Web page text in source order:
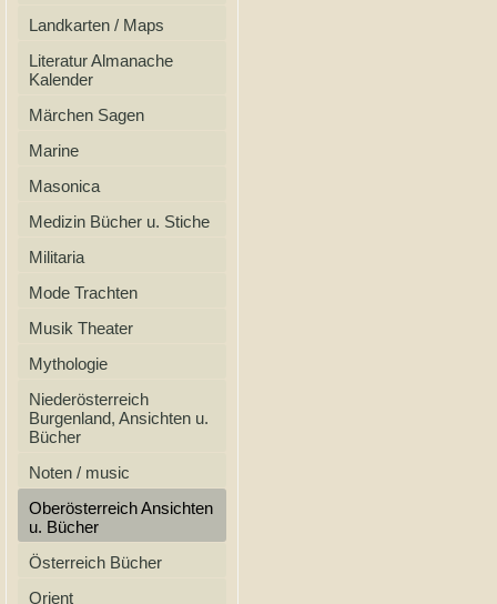
Landkarten / Maps
Literatur Almanache
Kalender
Märchen Sagen
Marine
Masonica
Medizin Bücher u. Stiche
Militaria
Mode Trachten
Musik Theater
Mythologie
Niederösterreich
Burgenland, Ansichten u.
Bücher
Noten / music
Oberösterreich Ansichten
u. Bücher
Österreich Bücher
Orient